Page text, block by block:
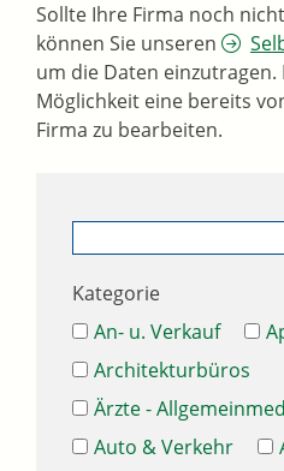
Sollte Ihre Firma noch
können Sie unseren
um die Daten
Möglichkeit eine bereits
Firma zu bearbeiten.
Kategorie
An- u. Verkauf
Architekturbüros
Ärzte -
Auto & Verkehr